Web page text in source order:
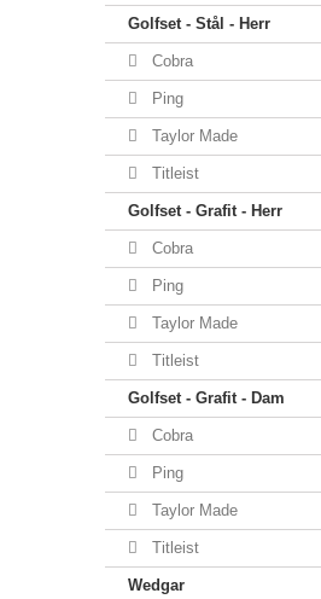
Golfset - Stål - Herr
Cobra
Ping
Taylor Made
Titleist
Golfset - Grafit - Herr
Cobra
Ping
Taylor Made
Titleist
Golfset - Grafit - Dam
Cobra
Ping
Taylor Made
Titleist
Wedgar